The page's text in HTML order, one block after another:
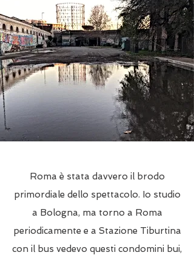
Roma è stata davvero il brodo
primordiale dello spettacolo. Io studio
a Bologna, ma torno a Roma
periodicamente e a Stazione Tiburtina
con il bus vedevo questi condomini bui,